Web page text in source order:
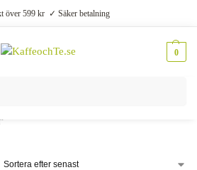
över 599 kr ✓ Säker betalning
0
–